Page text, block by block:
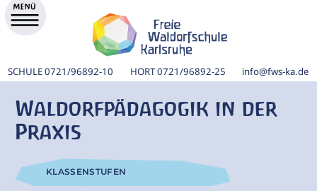
SCHULE0721/96892-10 HORT0721/96892-25 info@fws-ka.de
Waldorfpädagogik in der
Praxis
KLASSENSTUFEN